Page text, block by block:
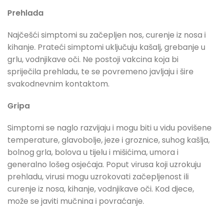
Prehlada
Najčešći simptomi su začepljen nos, curenje iz nosa i
kihanje. Prateći simptomi uključuju kašalj, grebanje u
grlu, vodnjikave oči. Ne postoji vakcina koja bi
spriječila prehladu, te se povremeno javljaju i šire
svakodnevnim kontaktom.
Gripa
Simptomi se naglo razvijaju i mogu biti u vidu povišene
temperature, glavobolje, jeze i groznice, suhog kašlja,
bolnog grla, bolova u tijelu i mišićima, umora i
generalno lošeg osjećaja. Poput virusa koji uzrokuju
prehladu, virusi mogu uzrokovati začepljenost ili
curenje iz nosa, kihanje, vodnjikave oči. Kod djece,
može se javiti mučnina i povraćanje.